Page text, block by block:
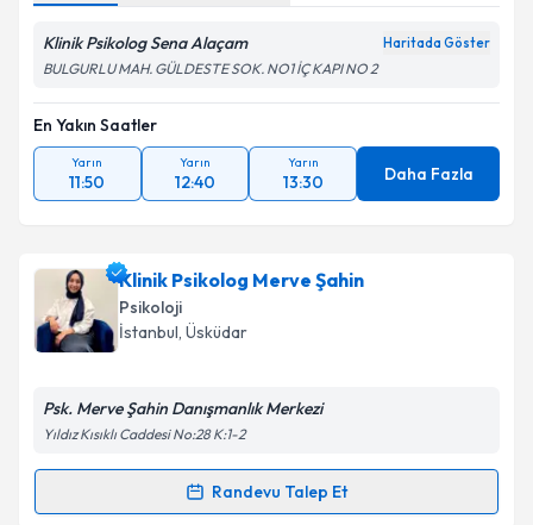
Klinik Psikolog Sena Alaçam Haritada Göster
BULGURLU MAH. GÜLDESTE SOK. NO1 İÇ KAPI NO 2
En Yakın Saatler
Yarın
11:50
Yarın
12:40
Yarın
13:30 Daha Fazla
Klinik Psikolog Merve Şahin
Psikoloji
İstanbul, Üsküdar
Psk. Merve Şahin Danışmanlık Merkezi
Yıldız Kısıklı Caddesi No:28 K:1-2
Randevu Talep Et
Randevu Takvimi Talebi